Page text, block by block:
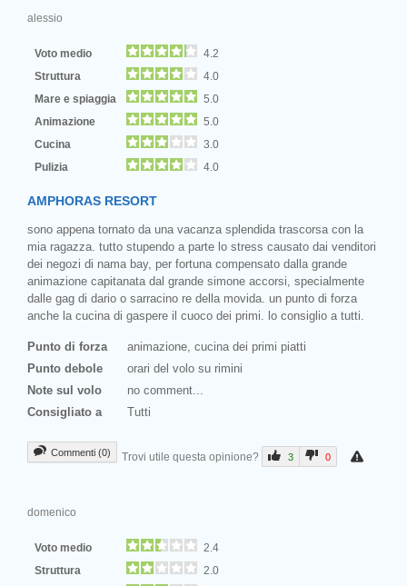
alessio
Voto medio
4.2
Struttura
4.0
Mare e spiaggia
5.0
Animazione
5.0
Cucina
3.0
Pulizia
4.0
AMPHORAS RESORT
sono appena tornato da una vacanza splendida trascorsa con la
mia ragazza. tutto stupendo a parte lo stress causato dai venditori
dei negozi di nama bay, per fortuna compensato dalla grande
animazione capitanata dal grande simone accorsi, specialmente
dalle gag di dario o sarracino re della movida. un punto di forza
anche la cucina di gaspere il cuoco dei primi. lo consiglio a tutti.
Punto di forza
animazione, cucina dei primi piatti
Punto debole
orari del volo su rimini
Note sul volo
no comment...
Consigliato a
Tutti
Commenti (0) Trovi utile questa opinione? 3 0
domenico
Voto medio
2.4
Struttura
2.0